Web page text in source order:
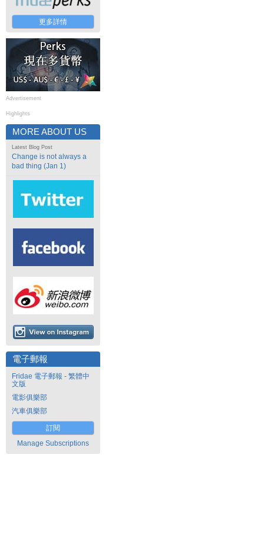
更多詳情
Advertisement
Highlights
MORE ABOUT US
Latest Blog Post
Change is not always a
bad thing (Jan 1)
電子郵報
Fridae 電子郵報 - 繁體中
文版
電影俱樂部
汽車俱樂部
訂閱
Manage Subscriptions